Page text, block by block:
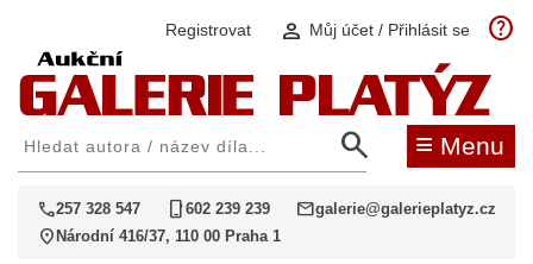
Registrovat person Můj účet / Přihlásit se help
search ≡ Menu
call257 328 547 phone_iphone602 239 239 mailgalerie@galerieplatyz.cz
location_on Národní 416/37, 110 00 Praha 1